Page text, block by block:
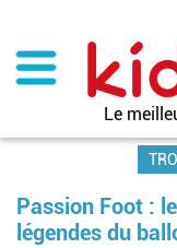
contenu
principal
Le
Passion Foot :
légendes du